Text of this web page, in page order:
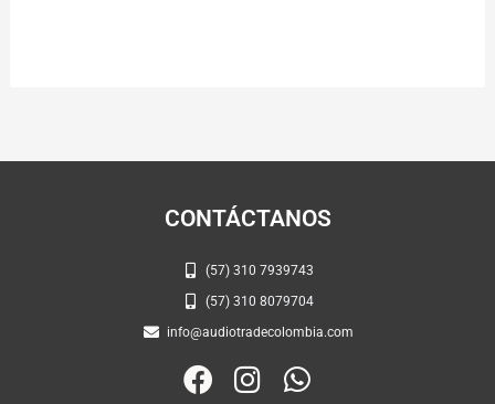
CONTÁCTANOS
(57) 310 7939743
(57) 310 8079704
info@audiotradecolombia.com
F I W